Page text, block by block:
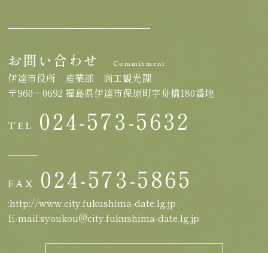
お問い合わせ Commitment
伊達市役所 産業部 商工観光課
〒960－0692 福島県伊達市保原町字舟橋180番地
TEL 024-573-5632
FAX 024-573-5865
:http://www.city.fukushima-date.lg.jp
E-mail:syoukou@city.fukushima-date.lg.jp